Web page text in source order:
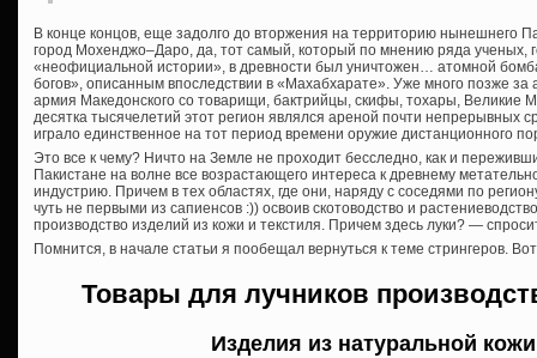
В конце концов, еще задолго до вторжения на территорию нынешнего
город Мохенджо–Даро, да, тот самый, который по мнению ряда ученых,
«неофициальной истории», в древности был уничтожен… атомной
богов», описанным впоследствии в «Махабхарате». Уже много позже
армия Македонского со товарищи, бактрийцы, скифы, тохары, Великие
десятка тысячелетий этот регион являлся ареной почти непрерывных
играло единственное на тот период времени оружие дистанционного
Это все к чему? Ничто на Земле не проходит бесследно, как и
Пакистане на волне все возрастающего интереса к древнему
индустрию. Причем в тех областях, где они, наряду с соседями по
чуть не первыми из сапиенсов :)) освоив скотоводство и
производство изделий из кожи и текстиля. Причем здесь луки? —
Помнится, в начале статьи я пообещал вернуться к теме стрингеров.
Товары для лучников
Изделия из натуральной